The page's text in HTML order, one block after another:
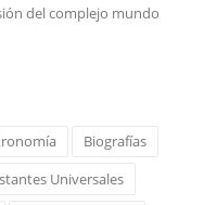
del complejo mundo
Biografías
Universales